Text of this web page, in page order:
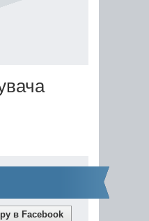
в Facebook